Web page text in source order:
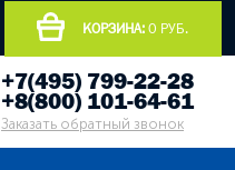
КОРЗИНА: 0 РУБ.
+7(495) 799-22-28
+8(800) 101-64-61
Заказать обратный звонок